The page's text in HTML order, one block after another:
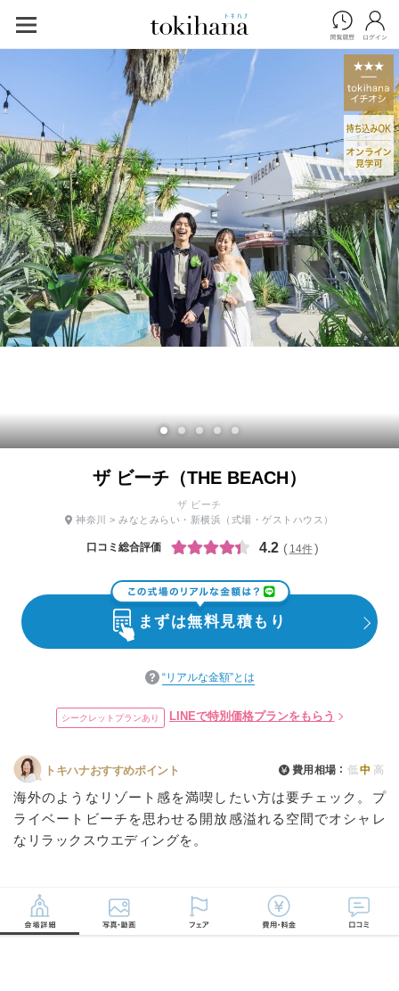
ザ ビーチ（THE BEACH）
ザ ビーチ
神奈川
>みなとみらい・新横浜 （式場・ゲストハウス）
口コミ総合評価 4.2 14件
まずは無料見積もり
“リアルな金額”とは
シークレットプランあり LINEで特別価格プランをもらう
トキハナおすすめポイント 費用相場 低中 高
海外のようなリゾート感を満喫したい方は要チェック。プ
ライベートビーチを思わせる開放感溢れる空間でオシャレ
なリラックスウエディングを。